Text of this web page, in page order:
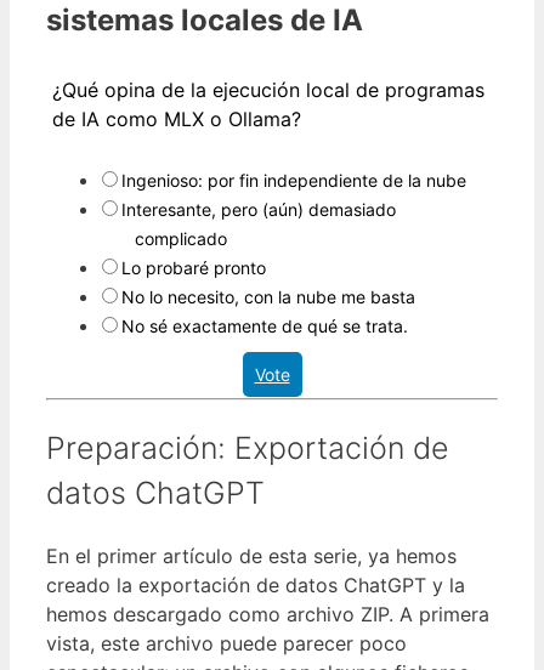
sistemas locales de IA
¿Qué opina de la ejecución local de programas
de IA como MLX o Ollama?
Ingenioso: por fin independiente de la nube
Interesante, pero (aún) demasiado
complicado
Lo probaré pronto
No lo necesito, con la nube me basta
No sé exactamente de qué se trata.
Vote
Preparación: Exportación de
datos ChatGPT
En el primer artículo de esta serie, ya hemos
creado la exportación de datos ChatGPT y la
hemos descargado como archivo ZIP. A primera
vista, este archivo puede parecer poco